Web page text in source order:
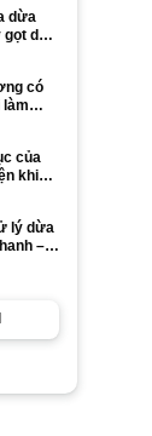
dừa
dừa
có
lớn?
của
khi
lý dừa
–